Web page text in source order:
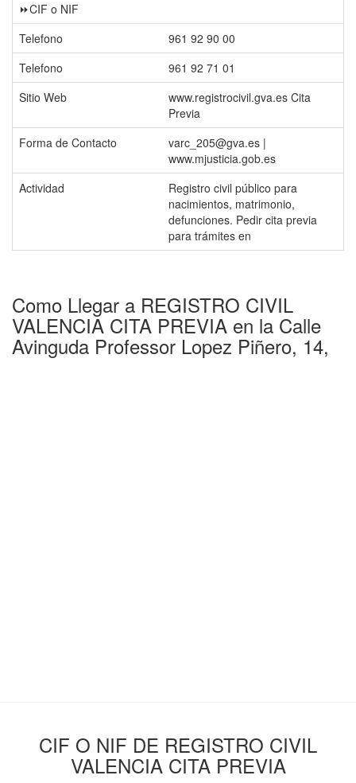
⏩CIF o NIF
Telefono
961 92 90 00
Telefono
961 92 71 01
Sitio Web
www.registrocivil.gva.es Cita
Previa
Forma de Contacto
varc_205@gva.es |
www.mjusticia.gob.es
Actividad
Registro civil público para
nacimientos, matrimonio,
defunciones. Pedir cita previa
para trámites en
Como Llegar a REGISTRO CIVIL
VALENCIA CITA PREVIA en la Calle
Avinguda Professor Lopez Piñero, 14,
CIF O NIF DE REGISTRO CIVIL
VALENCIA CITA PREVIA